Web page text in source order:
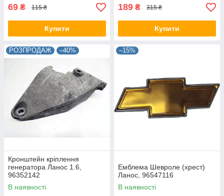
69 ₴ 115 ₴
Купити
189 ₴ 315 ₴
Купити
РОЗПРОДАЖ –40%
Кронштейн кріплення
генератора Ланос 1.6,
96352142
В наявності
–15%
Емблема Шевроле (хрест)
Ланос, 96547116
В наявності